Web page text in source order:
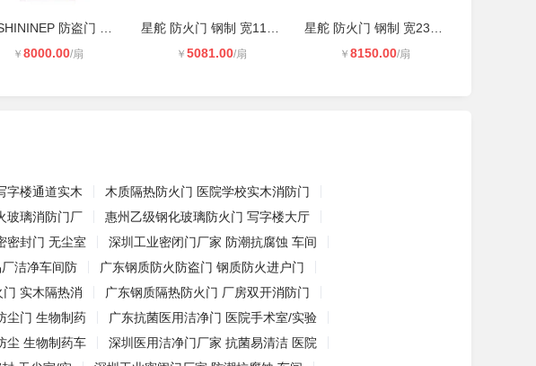
￥ 8000.00/扇 ￥ 5081.00/扇 ￥ 8150.00/扇
字楼通道实木
木质隔热防火门 医院学校实木消防门
玻璃消防门厂
惠州乙级钢化玻璃防火门 写字楼大厅
密封门 无尘室
深圳工业密闭门厂家 防潮抗腐蚀 车间
洁净车间防
广东钢质防火防盗门 钢质防火进户门
实木隔热消
广东钢质隔热防火门 厂房双开消防门
尘门 生物制药
广东抗菌医用洁净门 医院手术室/实验
尘 生物制药车
深圳医用洁净门厂家 抗菌易清洁 医院